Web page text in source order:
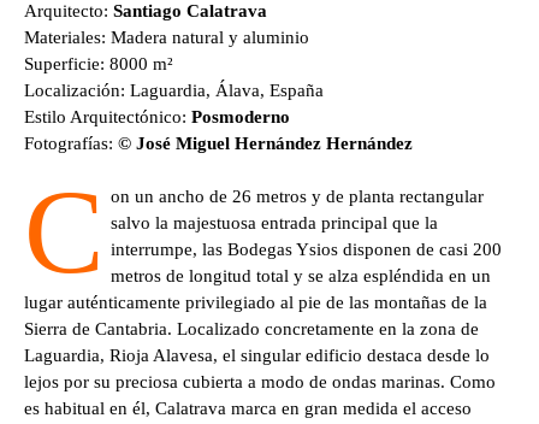
Arquitecto: Santiago Calatrava
Materiales: Madera natural y aluminio
Superficie: 8000 m²
Localización: Laguardia, Álava, España
Estilo Arquitectónico: Posmoderno
Fotografías: © José Miguel Hernández Hernández
C
on un ancho de 26 metros y de planta rectangular
salvo la majestuosa entrada principal que la
interrumpe, las Bodegas Ysios disponen de casi 200
metros de longitud total y se alza espléndida en un
lugar auténticamente privilegiado al pie de las montañas de la
Sierra de Cantabria. Localizado concretamente en la zona de
Laguardia, Rioja Alavesa, el singular edificio destaca desde lo
lejos por su preciosa cubierta a modo de ondas marinas. Como
es habitual en él, Calatrava marca en gran medida el acceso